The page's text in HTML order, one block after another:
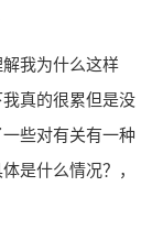
我为什么这样
真的很累但是没
些对有关有一种
是什么情况？，